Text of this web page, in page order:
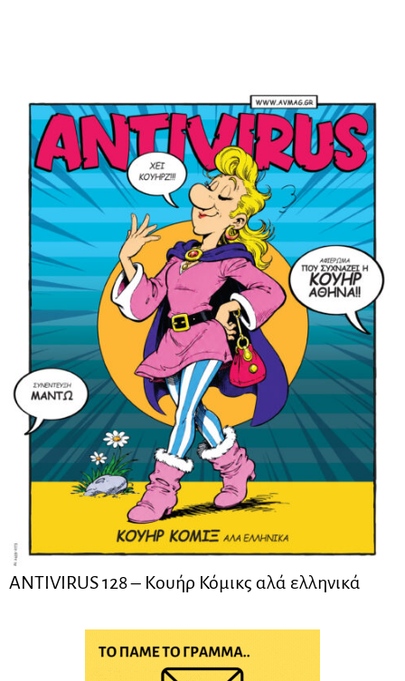
ANTIVIRUS 128 – Kουήρ Κόμικς αλά ελληνικά